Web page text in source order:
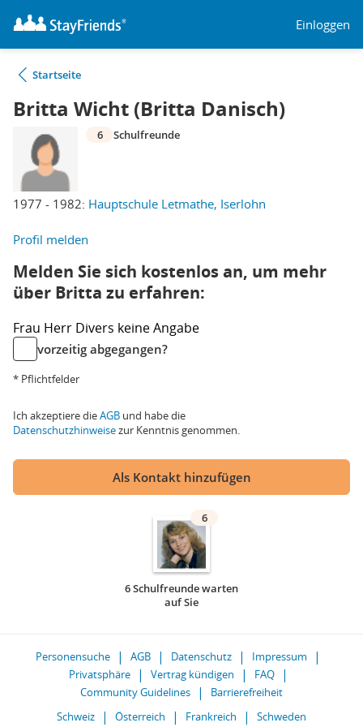
Einloggen
Startseite
Britta Wicht (Britta Danisch)
1977 - 1982: Hauptschule Letmathe, Iserlohn
6 Schulfreunde
Profil melden
Melden Sie sich kostenlos an, um mehr
über Britta zu erfahren:
Frau Herr Divers keine Angabe
vorzeitig abgegangen?
* Pflichtfelder
Ich akzeptiere dieAGB und habe die
Datenschutzhinweisezur Kenntnis genommen.
Als Kontakt hinzufügen
6
6 Schulfreunde warten
auf Sie
Personensuche AGB Datenschutz
Impressum
Privatsphäre
Vertrag kündigen
FAQ
Community Guidelines
Barrierefreiheit
Schweiz
Österreich Frankreich Schweden